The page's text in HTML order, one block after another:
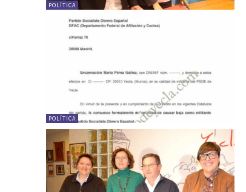
POLÍTICA
POLÍTICA